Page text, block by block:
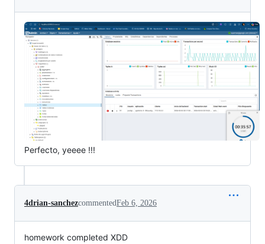
Perfecto, yeeee !!!
4drian-sanchezcommentedFeb 6, 2026
homework completed XDD